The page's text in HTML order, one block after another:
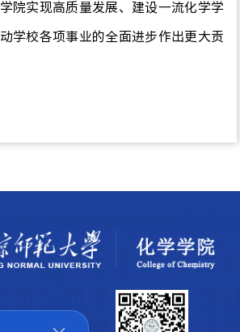
院实现高质量发展、建设一流化学学
学校各项事业的全面进步作出更大贡